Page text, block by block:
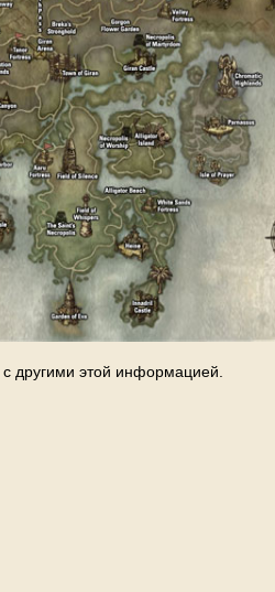
с другими этой информацией.